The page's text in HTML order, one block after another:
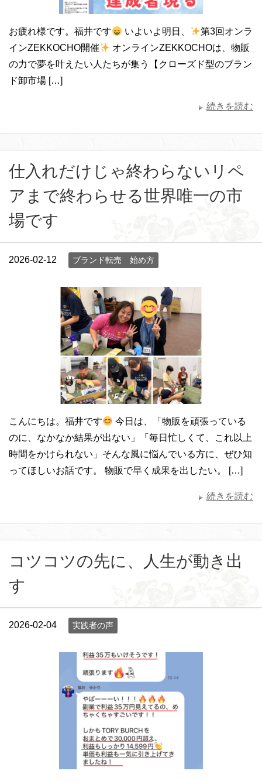
お疲れ様です。福井です いよいよ明日、
第3回オンラ
インZEKKOCHO開催
オンラインZEKKOCHOは、物販
の力で夢を叶えたい人たちが集う【クローズド型のブラン
ド卸市場 […]
続きを読む
仕入れだけじゃ終わらないリペ
アまで終わらせる世界唯一の市
場です
2026-02-12 ブランド転売 始め方
こんにちは。福井です
今日は、「物販を頑張っている
のに、なかなか結果が出ない」「毎日忙しくて、これ以上
時間をかけられない」そんな風に悩んでいる方に、ぜひ知
ってほしいお話です。 物販で早く成果を出したい。 […]
続きを読む
コツコツの先に、人生が動き出
す
2026-02-04 実践者の声